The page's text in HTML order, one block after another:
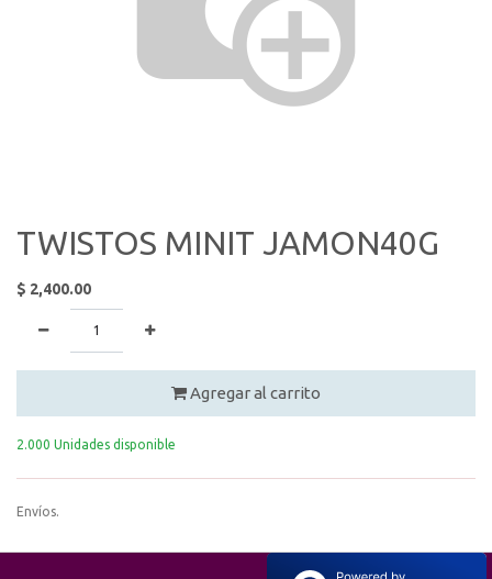
TWISTOS MINIT JAMON40G
$ 2,400.00
Agregar al carrito
2.000 Unidades disponible
Envíos.